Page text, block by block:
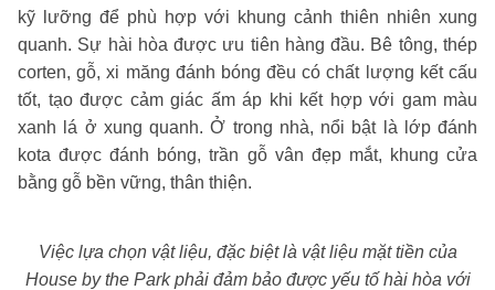
kỹ lưỡng để phù hợp với khung cảnh thiên nhiên xung
quanh. Sự hài hòa được ưu tiên hàng đầu. Bê tông, thép
corten, gỗ, xi măng đánh bóng đều có chất lượng kết cấu
tốt, tạo được cảm giác ấm áp khi kết hợp với gam màu
xanh lá ở xung quanh. Ở trong nhà, nổi bật là lớp đánh
kota được đánh bóng, trần gỗ vân đẹp mắt, khung cửa
bằng gỗ bền vững, thân thiện.
Việc lựa chọn vật liệu, đặc biệt là vật liệu mặt tiền của
House by the Park phải đảm bảo được yếu tố hài hòa với